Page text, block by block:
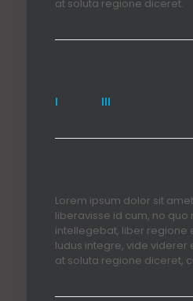
at soluta regione diceret.
I III
Lorem ipsum dolor sit
liberavisse id cum, no quo
intellegebat, liber regione
ludus integre, vide viderer
at soluta regione diceret,